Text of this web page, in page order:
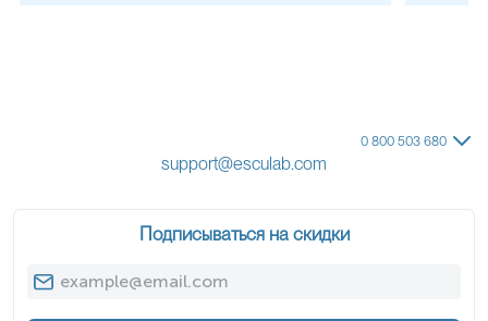
0 800 503 680
support@esculab.com
Подписываться на скидки